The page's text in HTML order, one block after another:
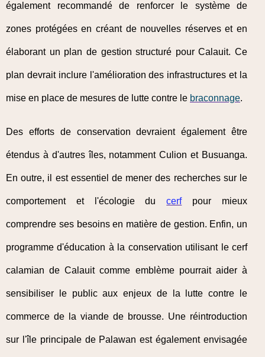
également recommandé de renforcer le système de
zones protégées en créant de nouvelles réserves et en
élaborant un plan de gestion structuré pour Calauit. Ce
plan devrait inclure l'amélioration des infrastructures et la
mise en place de mesures de lutte contre le braconnage.
Des efforts de conservation devraient également être
étendus à d'autres îles, notamment Culion et Busuanga.
En outre, il est essentiel de mener des recherches sur le
comportement et l'écologie ducerfpour mieux
comprendre ses besoins en matière de gestion. Enfin, un
programme d'éducation à la conservation utilisant le cerf
calamian de Calauit comme emblème pourrait aider à
sensibiliser le public aux enjeux de la lutte contre le
commerce de la viande de brousse. Une réintroduction
sur l'île principale de Palawan est également envisagée